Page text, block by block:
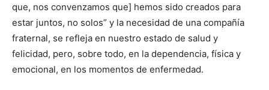
que, nos convenzamos que] hemos sido creados para
estar juntos, no solos” y la necesidad de una compañía
fraternal, se refleja en nuestro estado de salud y
felicidad, pero, sobre todo, en la dependencia, física y
emocional, en los momentos de enfermedad.